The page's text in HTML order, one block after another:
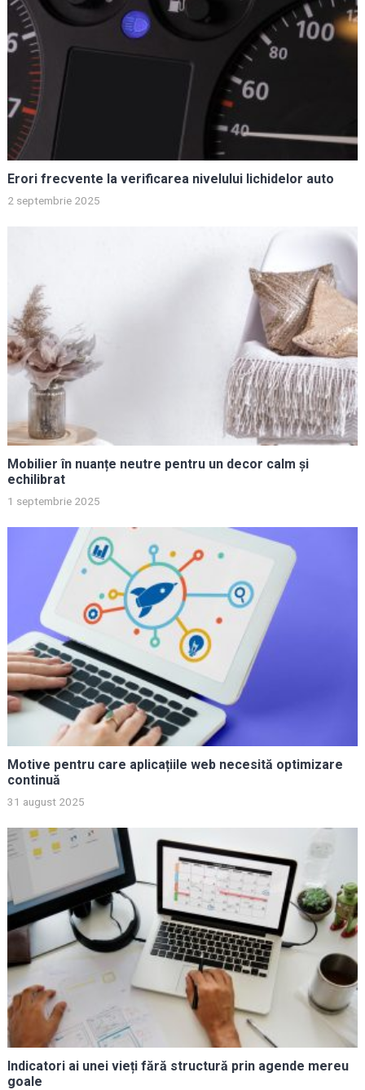
Erori frecvente la verificarea nivelului lichidelor auto
2 septembrie 2025
Mobilier în nuanțe neutre pentru un decor calm și
echilibrat
1 septembrie 2025
Motive pentru care aplicațiile web necesită optimizare
continuă
31 august 2025
Indicatori ai unei vieți fără structură prin agende mereu
goale